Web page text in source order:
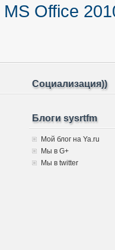
Office
Социализация))
Блоги sysrtfm
Мой блог на Ya.ru
Мы в G+
Мы в twitter